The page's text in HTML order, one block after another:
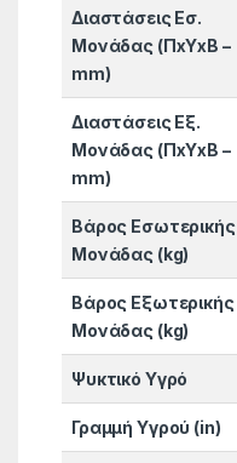
Διαστάσεις Εσ.
Μονάδας (ΠxΥxΒ –
mm)
Διαστάσεις Εξ.
Μονάδας (ΠxΥxΒ –
mm)
Βάρος Εσωτερικής
Μονάδας (kg)
Βάρος Εξωτερικής
Μονάδας (kg)
Ψυκτικό Υγρό
Γραμμή Υγρού (in)